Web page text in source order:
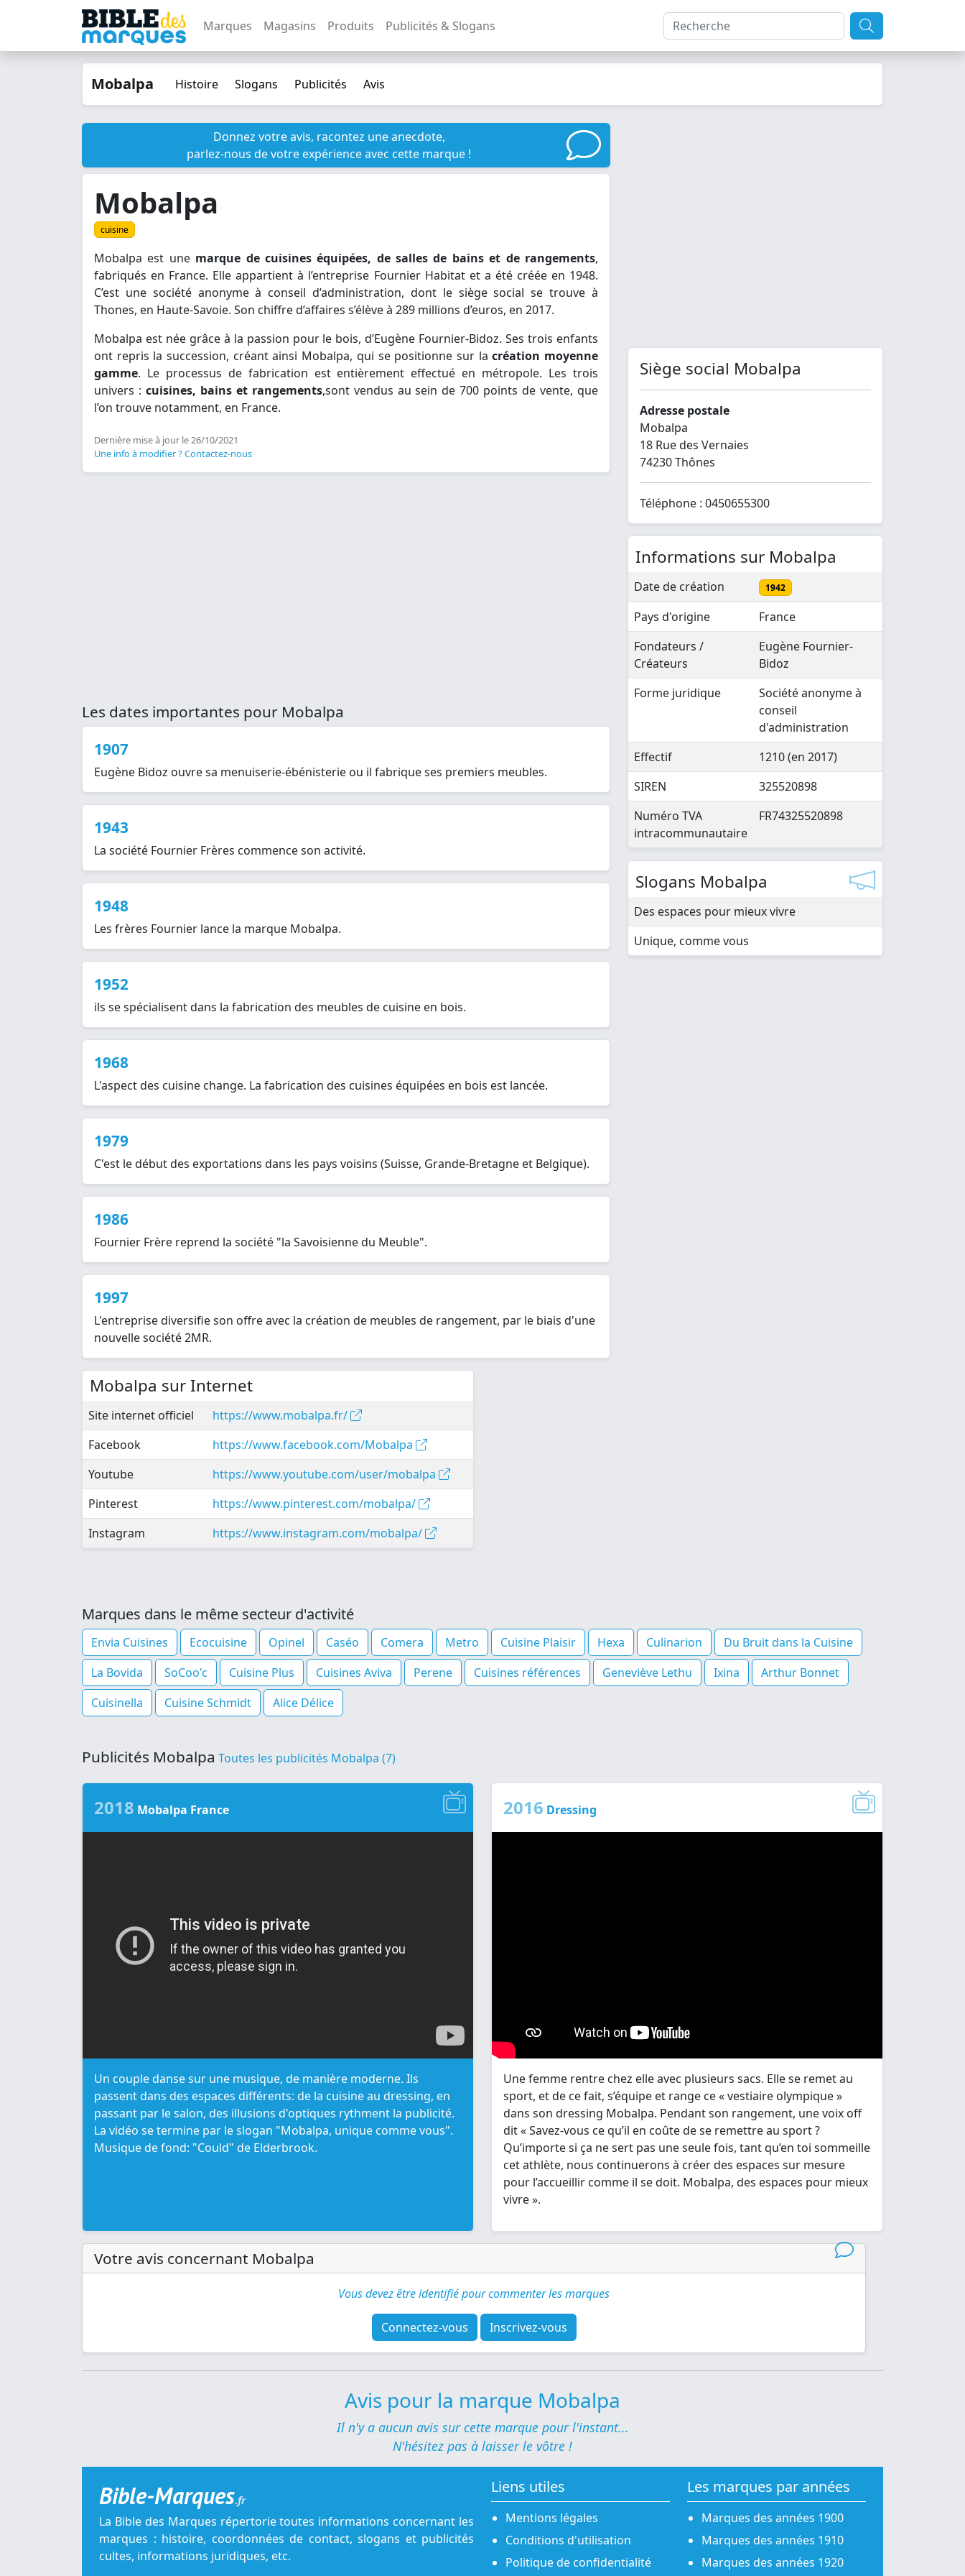
Marques Magasins Produits Publicités & Slogans
Mobalpa Histoire Slogans Publicités Avis
Donnez votre avis, racontez une anecdote,
parlez-nous de votre expérience avec cette marque !
Mobalpa
cuisine
Mobalpa est une marque de cuisines équipées, de salles de bains et de rangements,
fabriqués en France. Elle appartient à l’entreprise Fournier Habitat et a été créée en 1948.
C’est une société anonyme à conseil d’administration, dont le siège social se trouve à
Thones, en Haute-Savoie. Son chiffre d’affaires s’élève à 289 millions d’euros, en 2017.
Mobalpa est née grâce à la passion pour le bois, d’Eugène Fournier-Bidoz. Ses trois enfants
ont repris la succession, créant ainsi Mobalpa, qui se positionne sur lacréation moyenne
gamme. Le processus de fabrication est entièrement effectué en métropole. Les trois
univers : cuisines, bains et rangements,sont vendus au sein de 700 points de vente, que
l’on trouve notamment, en France.
Dernière mise à jour le 26/10/2021
Une info à modifier ? Contactez-nous
Les dates importantes pour Mobalpa
1907
Eugène Bidoz ouvre sa menuiserie-ébénisterie ou il fabrique ses premiers meubles.
1943
La société Fournier Frères commence son activité.
1948
Les frères Fournier lance la marque Mobalpa.
1952
ils se spécialisent dans la fabrication des meubles de cuisine en bois.
1968
L'aspect des cuisine change. La fabrication des cuisines équipées en bois est lancée.
1979
C'est le début des exportations dans les pays voisins (Suisse, Grande-Bretagne et Belgique).
1986
Fournier Frère reprend la société "la Savoisienne du Meuble".
1997
L'entreprise diversifie son offre avec la création de meubles de rangement, par le biais d'une
nouvelle société 2MR.
Siège social Mobalpa
Adresse postale
Mobalpa
18 Rue des Vernaies
74230 Thônes
Téléphone : 0450655300
Informations sur Mobalpa
Date de création 1942
Pays d'origine
France
Fondateurs /
Créateurs
Eugène Fournier-
Bidoz
Forme juridique
Société anonyme à
conseil
d'administration
Effectif
1210 (en 2017)
SIREN
325520898
Numéro TVA
intracommunautaire
FR74325520898
Slogans Mobalpa
Des espaces pour mieux vivre
Unique, comme vous
Mobalpa sur Internet
Site internet officiel
https://www.mobalpa.fr/
Facebook
https://www.facebook.com/Mobalpa
Youtube
https://www.youtube.com/user/mobalpa
Pinterest
https://www.pinterest.com/mobalpa/
Instagram
https://www.instagram.com/mobalpa/
Marques dans le même secteur d'activité
Envia Cuisines Ecocuisine Opinel Caséo Comera Metro Cuisine Plaisir Hexa Culinarion
Du Bruit dans la Cuisine
La Bovida
SoCoo'c Cuisine Plus Cuisines Aviva Perene Cuisines références Geneviève Lethu Ixina
Arthur Bonnet
Cuisinella
Cuisine Schmidt Alice Délice
Publicités Mobalpa Toutes les publicités Mobalpa (7)
2018 Mobalpa France
Un couple danse sur une musique, de manière moderne. Ils
passent dans des espaces différents: de la cuisine au dressing, en
passant par le salon, des illusions d'optiques rythment la publicité.
La vidéo se termine par le slogan "Mobalpa, unique comme vous".
Musique de fond: "Could" de Elderbrook.
2016 Dressing
Une femme rentre chez elle avec plusieurs sacs. Elle se remet au
sport, et de ce fait, s’équipe et range ce « vestiaire olympique »
dans son dressing Mobalpa. Pendant son rangement, une voix off
dit « Savez-vous ce qu’il en coûte de se remettre au sport ?
Qu’importe si ça ne sert pas une seule fois, tant qu’en toi sommeille
cet athlète, nous continuerons à créer des espaces sur mesure
pour l’accueillir comme il se doit. Mobalpa, des espaces pour mieux
vivre ».
Votre avis concernant Mobalpa
Vous devez être identifié pour commenter les marques
Connectez-vous Inscrivez-vous
Avis pour la marque Mobalpa
Il n'y a aucun avis sur cette marque pour l'instant...
N'hésitez pas à laisser le vôtre !
Bible-Marques.fr
La Bible des Marques répertorie toutes informations concernant les
marques : histoire, coordonnées de contact, slogans et publicités
cultes, informations juridiques, etc.
Liens utiles
Mentions légales
Conditions d'utilisation
Politique de confidentialité
Les marques par années
Marques des années 1900
Marques des années 1910
Marques des années 1920